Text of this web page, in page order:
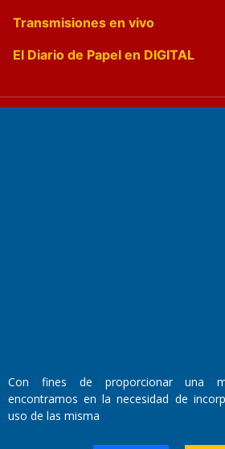
Transmisiones en vivo
El Diario de Papel en DIGITAL
Santa Rosa, La Pampa.
Con fines de proporcionar una
encontramos en la necesidad de
uso de las misma